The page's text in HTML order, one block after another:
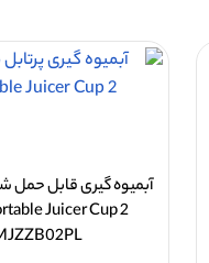
آبمیوه گیری قابل حمل
Juicer Cup 2